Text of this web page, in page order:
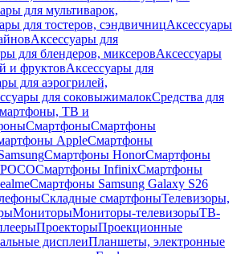
для мультиварок,
для тостеров, сэндвичницАксессуары
Аксессуары для
для блендеров, миксеровАксессуары
и фруктовАксессуары для
для аэрогрилей,
для соковыжималокСредства для
ТВ и
СмартфоныСмартфоны
AppleСмартфоны
Смартфоны HonorСмартфоны
Смартфоны InfinixСмартфоны
Смартфоны Samsung Galaxy S26
Складные смартфоныТелевизоры,
МониторыМониторы-телевизорыТВ-
ПроекторыПроекционные
дисплеиПланшеты, электронные